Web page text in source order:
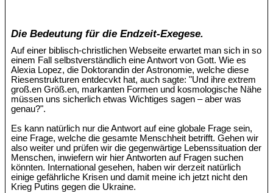
Die Bedeutung für die Endzeit-Exegese.
Auf einer biblisch-christlichen Webseite erwartet man sich in so
einem Fall selbstverständlich eine Antwort von Gott. Wie es
Alexia Lopez, die Doktorandin der Astronomie, welche diese
Riesenstrukturen entdecvkt hat, auch sagte: "Und ihre extrem
groß.en Größ.en, markanten Formen und kosmologische Nähe
müssen uns sicherlich etwas Wichtiges sagen – aber was
genau?".
Es kann natürlich nur die Antwort auf eine globale Frage sein,
eine Frage, welche die gesamte Menschheit betrifft. Gehen wir
also weiter und prüfen wir die gegenwärtige Lebenssituation der
Menschen, inwiefern wir hier Antworten auf Fragen suchen
könnten. International gesehen, haben wir derzeit natürlich
einige gefährliche Krisen und damit meine ich jetzt nicht den
Krieg Putins gegen die Ukraine.